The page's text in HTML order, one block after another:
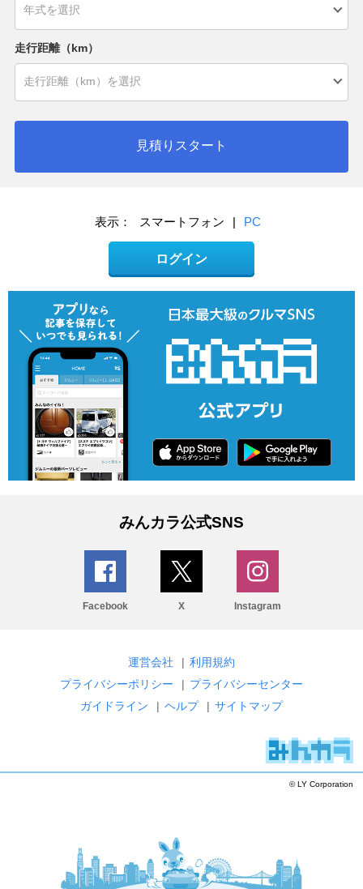
走行距離（km）
見積りスタート
表示： スマートフォン | PC
ログイン
みんカラ公式SNS
Facebook X Instagram
運営会社 | 利用規約
プライバシーポリシー
| プライバシーセンター
ガイドライン
| ヘルプ | サイトマップ
© LY Corporation